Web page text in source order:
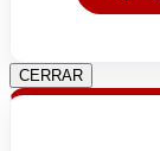
CERRAR